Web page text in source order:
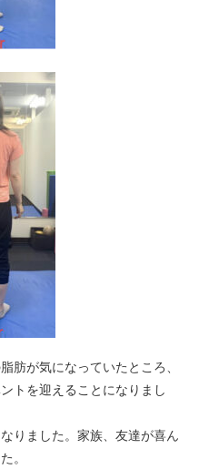
肪が気になっていたところ、
トを迎えることになりまし
りました。家族、友達が喜ん
。